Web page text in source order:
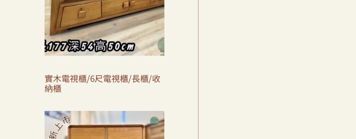
實木電視櫃/6尺電視櫃/長櫃/收
納櫃